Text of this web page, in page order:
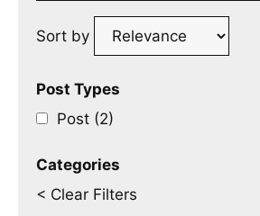
Sort by
Post Types
Post (2)
Categories
< Clear Filters